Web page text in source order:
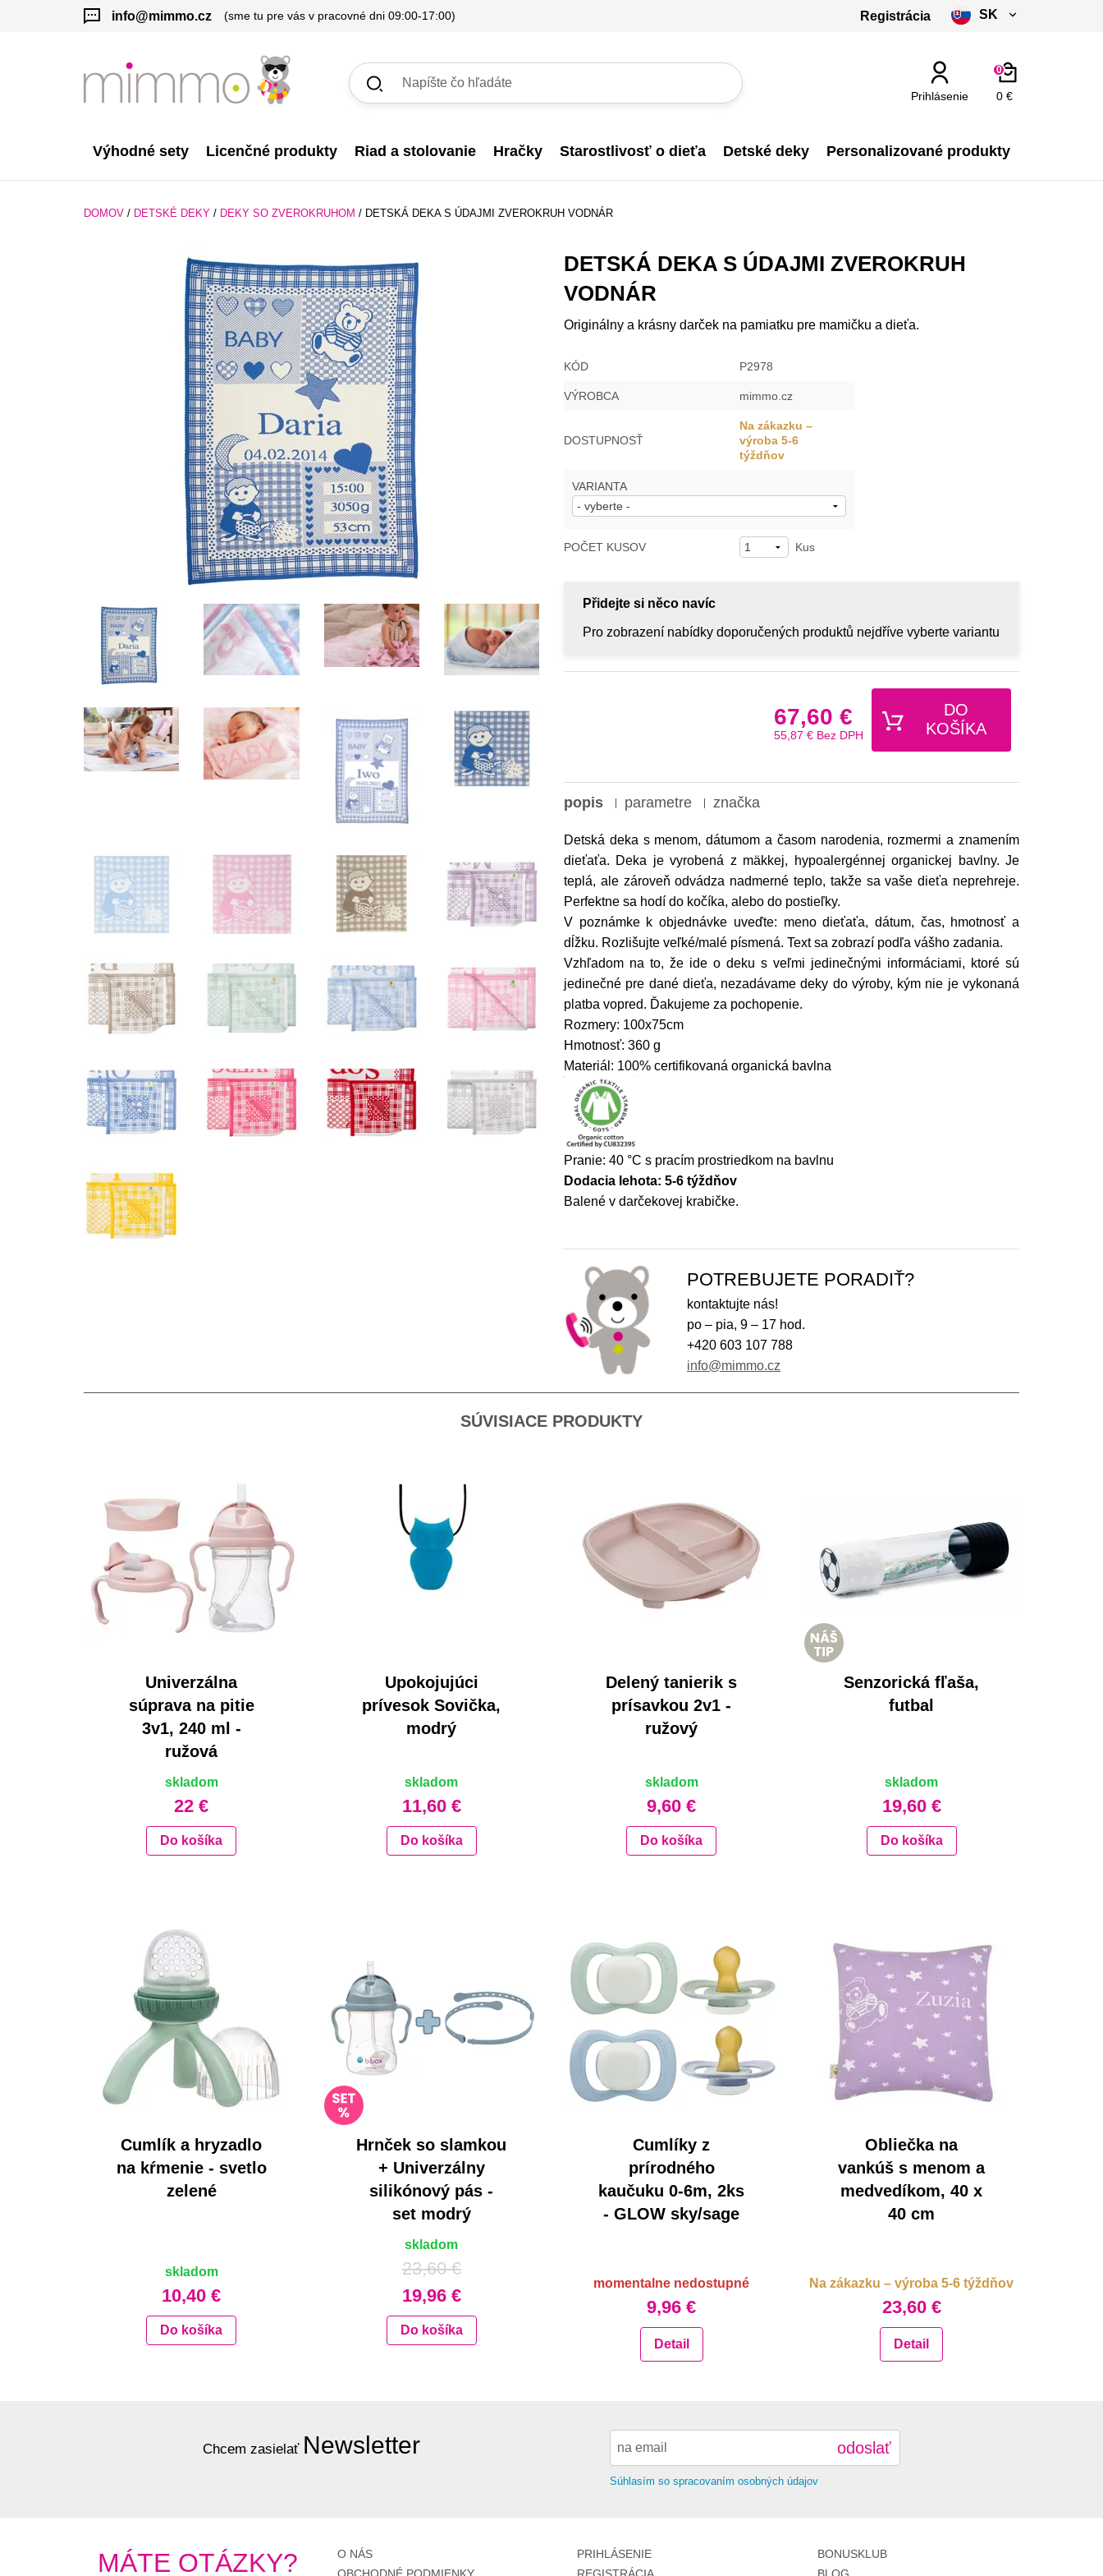
info@mimmo.cz (sme tu pre vás v pracovné dni 09:00-17:00) Registrácia SK
slovenčina
€ - EUR
Prihlásenie 0 €
0
Výhodné sety Licenčné produkty Riad a stolovanie Hračky Starostlivosť o dieťa Detské deky Personalizované produkty
DOMOV / DETSKÉ DEKY / DEKY SO ZVEROKRUHOM / DETSKÁ DEKA S ÚDAJMI ZVEROKRUH VODNÁR
DETSKÁ DEKA S ÚDAJMI ZVEROKRUH
VODNÁR
Originálny a krásny darček na pamiatku pre mamičku a dieťa.
KÓD P2978
VÝROBCA mimmo.cz
DOSTUPNOSŤ
Na zákazku –
výroba 5-6
týždňov
VARIANTA
POČET KUSOV Kus
Přidejte si něco navíc
Pro zobrazení nabídky doporučených produktů nejdříve vyberte variantu
67,60 €
55,87 € Bez DPH
DO
KOŠÍKA
popis parametre značka
Detská deka s menom, dátumom a časom narodenia, rozmermi a znamením
dieťaťa. Deka je vyrobená z mäkkej, hypoalergénnej organickej bavlny. Je
teplá, ale zároveň odvádza nadmerné teplo, takže sa vaše dieťa neprehreje.
Perfektne sa hodí do kočíka, alebo do postieľky.
V poznámke k objednávke uveďte: meno dieťaťa, dátum, čas, hmotnosť a
dĺžku. Rozlišujte veľké/malé písmená. Text sa zobrazí podľa vášho zadania.
Vzhľadom na to, že ide o deku s veľmi jedinečnými informáciami, ktoré sú
jedinečné pre dané dieťa, nezadávame deky do výroby, kým nie je vykonaná
platba vopred. Ďakujeme za pochopenie.
Rozmery: 100x75cm
Hmotnosť: 360 g
Materiál: 100% certifikovaná organická bavlna
Pranie: 40 °C s pracím prostriedkom na bavlnu
Dodacia lehota: 5-6 týždňov
Balené v darčekovej krabičke.
POTREBUJETE PORADIŤ?
kontaktujte nás!
po – pia, 9 – 17 hod.
+420 603 107 788
info@mimmo.cz
SÚVISIACE PRODUKTY
Univerzálna
súprava na pitie
3v1, 240 ml -
ružová
skladom
22 €
Do košíka
Upokojujúci
prívesok Sovička,
modrý
skladom
11,60 €
Do košíka
Delený tanierik s
prísavkou 2v1 -
ružový
skladom
9,60 €
Do košíka
Senzorická fľaša,
futbal
skladom
19,60 €
Do košíka
Cumlík a hryzadlo
na kŕmenie - svetlo
zelené
skladom
10,40 €
Do košíka
Hrnček so slamkou
+ Univerzálny
silikónový pás -
set modrý
skladom
23,60 €
19,96 €
Do košíka
Cumlíky z
prírodného
kaučuku 0-6m, 2ks
- GLOW sky/sage
momentalne nedostupné
9,96 €
Detail
Obliečka na
vankúš s menom a
medvedíkom, 40 x
40 cm
Na zákazku – výroba 5-6 týždňov
23,60 €
Detail
Chcem zasielať Newsletter odoslať
Súhlasím so spracovaním osobných údajov
MÁTE OTÁZKY?
O NÁS
PRIHLÁSENIE
BONUSKLUB